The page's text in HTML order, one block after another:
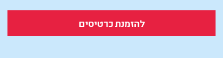
להזמנת כרטיסים